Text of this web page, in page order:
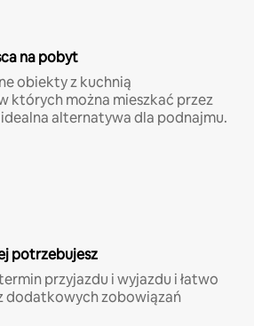
na pobyt
obiekty z kuchnią
których można mieszkać przez
idealna alternatywa dla podnajmu.
potrzebujesz
przyjazdu i wyjazdu i łatwo
dodatkowych zobowiązań